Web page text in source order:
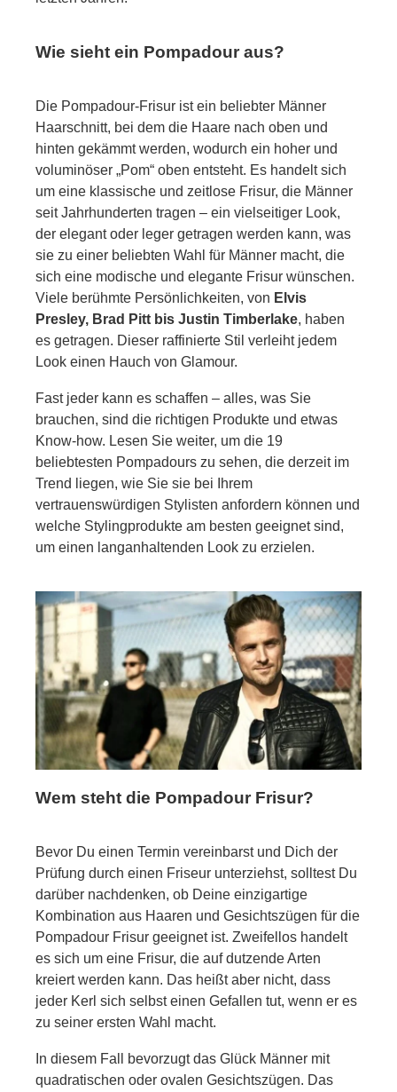
Wie sieht ein Pompadour aus?
Die Pompadour-Frisur ist ein beliebter Männer
Haarschnitt, bei dem die Haare nach oben und
hinten gekämmt werden, wodurch ein hoher und
voluminöser „Pom“ oben entsteht. Es handelt sich
um eine klassische und zeitlose Frisur, die Männer
seit Jahrhunderten tragen – ein vielseitiger Look,
der elegant oder leger getragen werden kann, was
sie zu einer beliebten Wahl für Männer macht, die
sich eine modische und elegante Frisur wünschen.
Viele berühmte Persönlichkeiten, von Elvis
Presley, Brad Pitt bis Justin Timberlake, haben
es getragen. Dieser raffinierte Stil verleiht jedem
Look einen Hauch von Glamour.
Fast jeder kann es schaffen – alles, was Sie
brauchen, sind die richtigen Produkte und etwas
Know-how. Lesen Sie weiter, um die 19
beliebtesten Pompadours zu sehen, die derzeit im
Trend liegen, wie Sie sie bei Ihrem
vertrauenswürdigen Stylisten anfordern können und
welche Stylingprodukte am besten geeignet sind,
um einen langanhaltenden Look zu erzielen.
Wem steht die Pompadour Frisur?
Bevor Du einen Termin vereinbarst und Dich der
Prüfung durch einen Friseur unterziehst, solltest Du
darüber nachdenken, ob Deine einzigartige
Kombination aus Haaren und Gesichtszügen für die
Pompadour Frisur geeignet ist. Zweifellos handelt
es sich um eine Frisur, die auf dutzende Arten
kreiert werden kann. Das heißt aber nicht, dass
jeder Kerl sich selbst einen Gefallen tut, wenn er es
zu seiner ersten Wahl macht.
In diesem Fall bevorzugt das Glück Männer mit
quadratischen oder ovalen Gesichtszügen. Das